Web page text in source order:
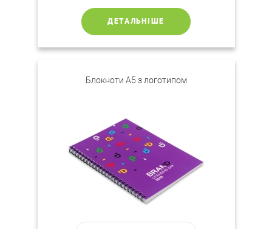
ДЕТАЛЬНІШЕ
Блокноти А5 з логотипом